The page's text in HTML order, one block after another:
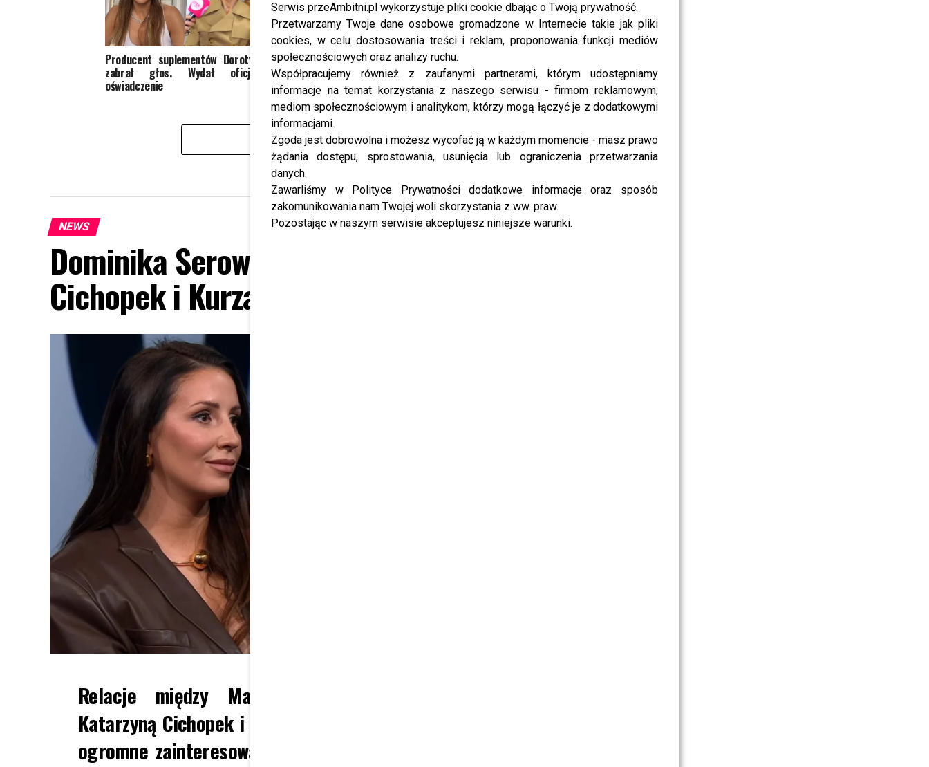
Serwis przeAmbitni.pl wykorzystuje pliki cookie dbając o Twoją prywatność.
Przetwarzamy Twoje dane osobowe gromadzone w Internecie takie jak pliki
cookies, w celu dostosowania treści i reklam, proponowania funkcji mediów
społecznościowych oraz analizy ruchu.
Współpracujemy również z zaufanymi partnerami, którym udostępniamy
informacje na temat korzystania z naszego serwisu - firmom reklamowym,
mediom społecznościowym i analitykom, którzy mogą łączyć je z dodatkowymi
informacjami.
Zgoda jest dobrowolna i możesz wycofać ją w każdym momencie - masz prawo
żądania dostępu, sprostowania, usunięcia lub ograniczenia przetwarzania
danych.
Zawarliśmy w Polityce Prywatności dodatkowe informacje oraz sposób
zakomunikowania nam Twojej woli skorzystania z ww. praw.
Pozostając w naszym serwisie akceptujesz niniejsze warunki.
Producent suplementów Doroty R.
zabrał głos. Wydał oficjalne
oświadczenie
Doda odpowie za reklamę
suplementów? Prokuratura
postawiła zarzuty
Irena Santor zabrała głos ws. Dody.
Tak oceniła jej karierę
8 KOMENTARZY
NEWS
Dominika Serowska nie chce pojednania z
Cichopek i Kurzajewskim? Wymowne słowa
Relacje między Marcinem Hakielem, Dominiką Serowską,
Katarzyną Cichopek i Maciejem Kurzajewskim od miesięcy budzą
ogromne zainteresowanie. Choć wydawało się, że emocje wokół